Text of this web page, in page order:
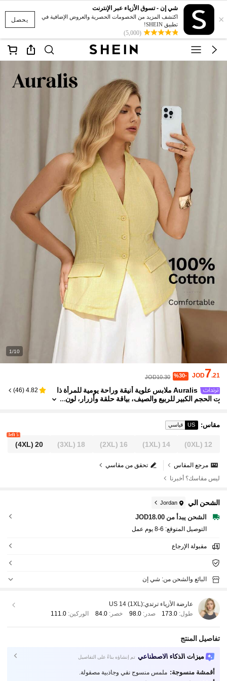
يحصل ×
شي إن - تسوق الأزياء عبر الإنترنت
اكتشف المزيد من الخصومات الحصرية والعروض الإضافية في
تطبيق SHEIN!
(5,000)
1/10
JOD7.21
%30-
JOD10.30
Auralis ملابس علوية أنيقة وراحة يومية للمرأة ذا
ت الحجم الكبير للربيع والصيف، بياقة حلقة وأزرار، لون
4.82
(
46
)
مقاس:
US قياسي
12
(0XL)
14
(1XL)
16
(2XL)
18
(3XL)
20
(4XL)
5 left
تحقق من مقاسي
مرجع المقاس
ليس مقاسك؟ أخبرنا
الشحن الي Jordan
الشحن يبدأ من JOD18.00
التوصيل المتوقع: 6-8 يوم عمل
مقبولة الإرجاع
البائع والشحن من: شي إن
عارضة الأزياء ترتدي:US 14 (1XL)
طول: 173.0 صدر:98.0 خصر: 84.0 الوركين: 111.0
تفاصيل المنتج
ميزات الذكاء الاصطناعي تم إنشاؤه بناءً على التفاصيل
أقمشة منسوجة: ملمس منسوج نقي وجاذبية مصقولة.